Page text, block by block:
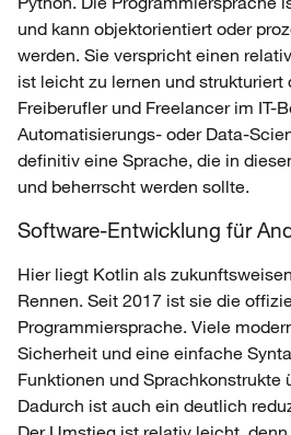
und kann objektorientiert oder
werden. Sie verspricht einen
ist leicht zu lernen und strukturiert
Freiberufler und Freelancer im IT-
Automatisierungs- oder Data-
definitiv eine Sprache, die in
und beherrscht werden sollte.
Software-Entwicklung für
Hier liegt Kotlin als
Rennen. Seit 2017 ist sie die
Programmiersprache. Viele
Sicherheit und eine einfache
Funktionen und Sprachkonstrukte
Dadurch ist auch ein deutlich